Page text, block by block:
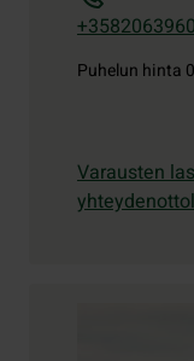
Puhelun hinta
Varausten